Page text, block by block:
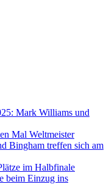
Mal Weltmeister
im Halbfinale